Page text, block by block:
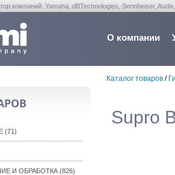
компаний: Yamaha, dBTechnologies, Sennheiser,
О компании
(71)
И ОБРАБОТКА (826)
Каталог товаров/
Supro